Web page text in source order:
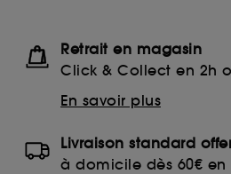
Retrait en magasin
Click & Collect en 2h
En savoir plus
Livraison standard
à domicile dès 60€ en